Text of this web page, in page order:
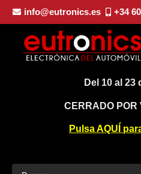
info@eutronics.es +34
Del 10 al 23
CERRADO POR
Pulsa AQUÍ